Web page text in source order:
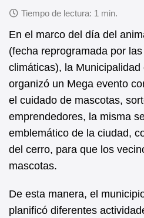
c
e
b
o
o
k
at
s
A
p
p
En el marco del día del
(fecha reprogramada por
climáticas), la Municipalidad
organizó un Mega evento
el cuidado de mascotas,
emprendedores, la misma
emblemático de la ciudad,
del cerro, para que los
mascotas.
De esta manera, el
planificó diferentes